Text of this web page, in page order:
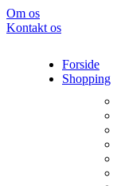
Om os
Kontakt os
Forside
Shopping